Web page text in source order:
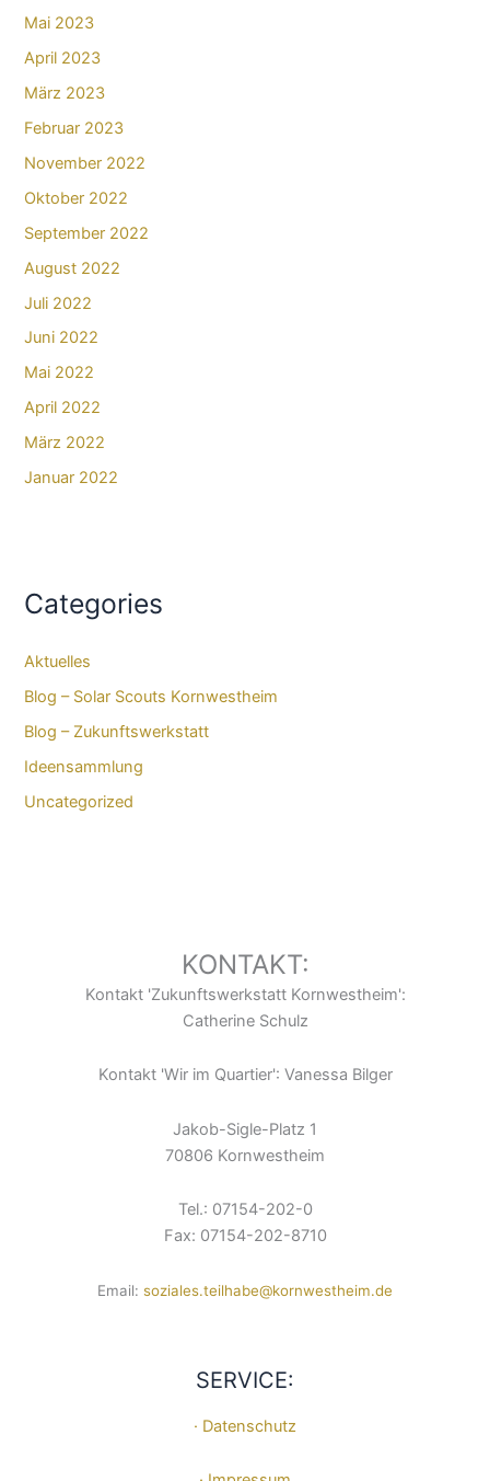
Mai 2023
April 2023
März 2023
Februar 2023
November 2022
Oktober 2022
September 2022
August 2022
Juli 2022
Juni 2022
Mai 2022
April 2022
März 2022
Januar 2022
Categories
Aktuelles
Blog – Solar Scouts Kornwestheim​
Blog – Zukunftswerkstatt
Ideensammlung
Uncategorized
KONTAKT:
Kontakt 'Zukunftswerkstatt Kornwestheim':
Catherine Schulz
Kontakt 'Wir im Quartier': Vanessa Bilger
Jakob-Sigle-Platz 1
70806 Kornwestheim
Tel.: 07154-202-0
Fax: 07154-202-8710
Email: soziales.teilhabe@kornwestheim.de
SERVICE:
· Datenschutz